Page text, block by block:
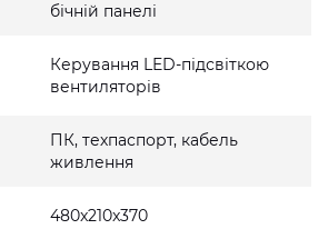
бічній панелі
Керування LED-підсвіткою
вентиляторів
ПК, техпаспорт, кабель
живлення
480x210x370